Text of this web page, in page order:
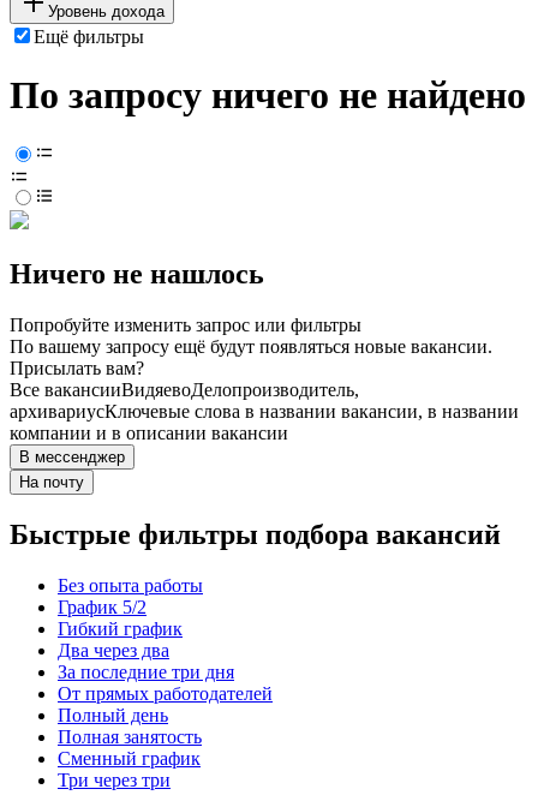
Уровень дохода
Ещё фильтры
По запросу ничего не найдено
Ничего не нашлось
Попробуйте изменить запрос или фильтры
По вашему запросу ещё будут появляться новые вакансии.
Присылать вам?
Все вакансииВидяевоДелопроизводитель,
архивариусКлючевые слова в названии вакансии, в названии
компании и в описании вакансии
В мессенджер
На почту
Быстрые фильтры подбора вакансий
Без опыта работы
График 5/2
Гибкий график
Два через два
За последние три дня
От прямых работодателей
Полный день
Полная занятость
Сменный график
Три через три